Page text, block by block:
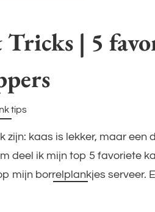
| 5
tips
zijn: kaas is lekker, maar een
deel ik mijn top 5 favoriete
mijn borrelplankjes serveer.